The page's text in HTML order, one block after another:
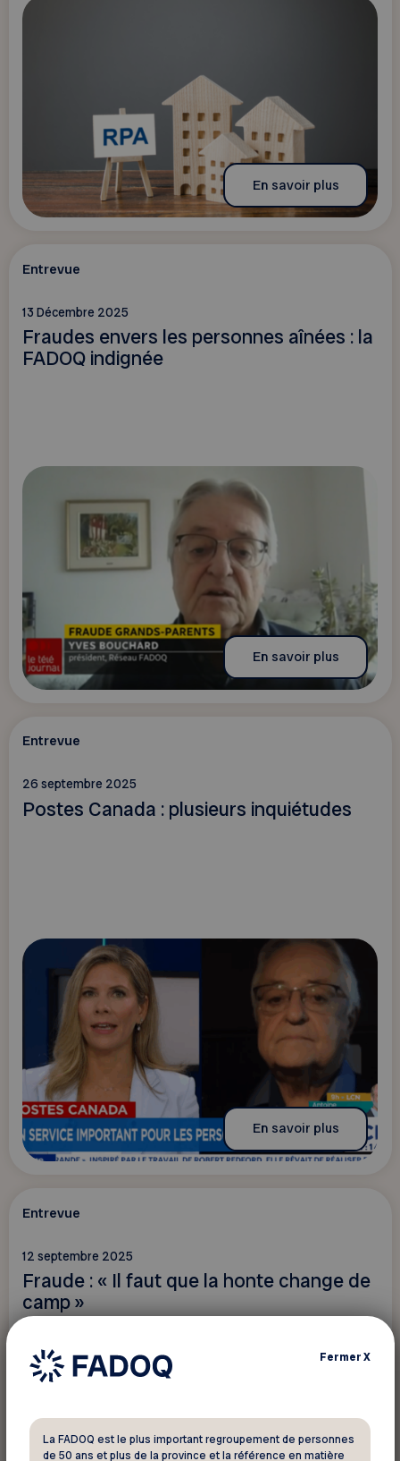
En savoir plus
Entrevue
13 Décembre 2025
Fraudes envers les personnes aînées : la
FADOQ indignée
En savoir plus
Entrevue
26 septembre 2025
Postes Canada : plusieurs inquiétudes
En savoir plus
Entrevue
12 septembre 2025
Fraude : « Il faut que la honte change de
camp »
FermerX
La FADOQ est le plus important regroupement de personnes
de 50 ans et plus de la province et la référence en matière